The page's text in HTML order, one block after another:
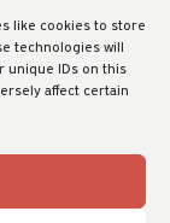
like cookies to store
technologies will
unique IDs on this
affect certain